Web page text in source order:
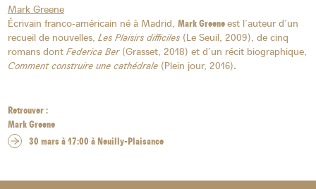
Mark Greene
Écrivain franco-américain né à Madrid, Mark Greeneest l’auteur d’un
recueil de nouvelles, Les Plaisirs difficiles (Le Seuil, 2009), de cinq
romans dont Federica Ber(Grasset, 2018) et d’un récit biographique,
Comment construire une cathédrale(Plein jour, 2016).
Retrouver :
Mark Greene
30 mars à 17:00 à Neuilly-Plaisance